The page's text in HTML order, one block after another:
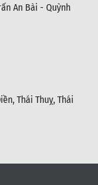
An Bài - Quỳnh
Thái Thuỵ, Thái